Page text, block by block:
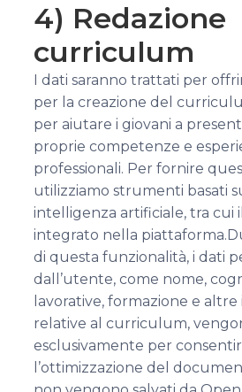
4) Redazione
curriculum
I dati saranno trattati per
per la creazione del
per aiutare i giovani a
proprie competenze e
professionali. Per fornire
utilizziamo strumenti basati
intelligenza artificiale, tra cui
integrato nella
di questa funzionalità, i dati
dall’utente, come nome,
lavorative, formazione e
relative al curriculum,
esclusivamente per
l’ottimizzazione del